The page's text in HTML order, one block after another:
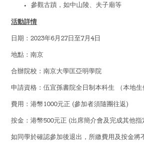
Important Dates
Hostel Life
Non-Residents’ College Life
Scholarships and Financial Aid
Funding Schemes to Students
參觀古蹟，如中山陵、夫子廟等
活動詳情
日期：2023年6月27日至7月4日
地點：南京
合辦院校：南京大學匡亞明學院
申請資格：伍宜孫書院全日制本科生 （本地生
費用：港幣1000元正 (參加者須隨團往返)
按金：港幣500元正 (出席簡介會及完成其他
如同學於確認參加後退出，所繳費用及按金將